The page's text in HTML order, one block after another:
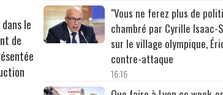
le
de
"Vous ne ferez plus de
chambré par Cyrille Isaac-
sur le village olympique,
contre-attaque
16:16